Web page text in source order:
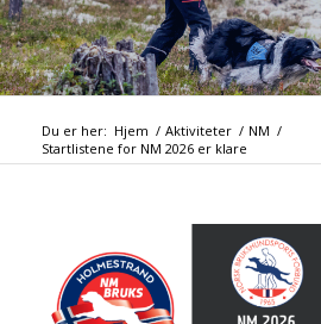
Du er her: Hjem / Aktiviteter / NM /
Startlistene for NM 2026 er klare